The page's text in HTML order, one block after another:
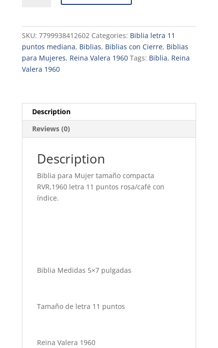
letra
11
índice
quantity
SKU: 7799938412602 Categories: Biblia letra 11
puntos mediana, Biblias, Biblias con Cierre, Biblias
para Mujeres, Reina Valera 1960 Tags: Biblia, Reina
Valera 1960
Description
Reviews (0)
Description
Biblia para Mujer tamaño compacta
RVR,1960 letra 11 puntos rosa/café con
índice.
Biblia Medidas 5×7 pulgadas
Tamaño de letra 11 puntos
Reina Valera 1960